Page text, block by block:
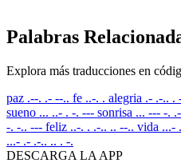
Palabras
Explora más traducciones en
paz .--. .- --.. fe ..-. . alegria .- .-.. .
sueno ... ..- . -. --- sonrisa ... --- -.
-. -.. --- feliz ..-. . .-.. .. --.. vida ...-
...- .- .-.. .. . -.
DESCARGA LA APP